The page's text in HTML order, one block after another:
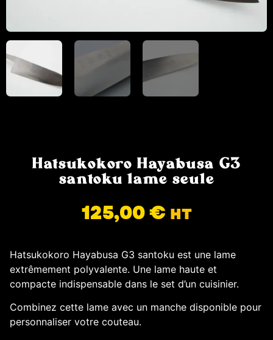
Hatsukokoro Hayabusa G3
santoku lame seule
125,00€ HT
Hatsukokoro Hayabusa G3 santoku est une lame
extrêmement polyvalente. Une lame haute et
compacte indispensable dans le set d’un cuisinier.
Combinez cette lame avec un manche disponible pour
personnaliser votre couteau.